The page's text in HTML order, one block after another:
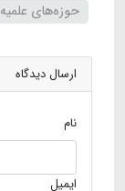
حوزه‌های علمیه
ارسال دیدگاه
نام
ایمیل